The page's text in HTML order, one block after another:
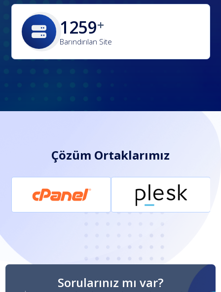
1792
Barındırılan Site
Çözüm Ortaklarımız
Sorularınız mı var?